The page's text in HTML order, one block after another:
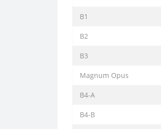
B1
B2
B3
Magnum Opus
B4-A
B4-B